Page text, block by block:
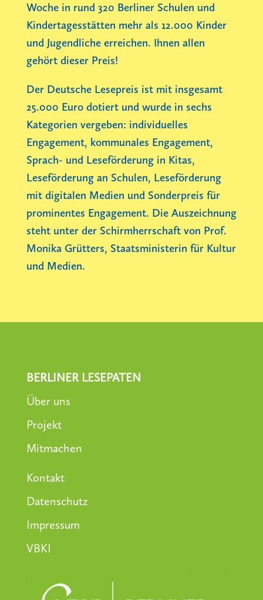
Woche in rund 320 Berliner Schulen und
Kindertagesstätten mehr als 12.000 Kinder
und Jugendliche erreichen. Ihnen allen
gehört dieser Preis!
Der Deutsche Lesepreis ist mit insgesamt
25.000 Euro dotiert und wurde in sechs
Kategorien vergeben: individuelles
Engagement, kommunales Engagement,
Sprach- und Leseförderung in Kitas,
Leseförderung an Schulen, Leseförderung
mit digitalen Medien und Sonderpreis für
prominentes Engagement. Die Auszeichnung
steht unter der Schirmherrschaft von Prof.
Monika Grütters, Staatsministerin für Kultur
und Medien.
BERLINER LESEPATEN
Über uns
Projekt
Mitmachen
Kontakt
Datenschutz
Impressum
VBKI